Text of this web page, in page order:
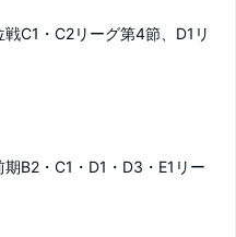
C1・C2リーグ第4節、D1リ
B2・C1・D1・D3・E1リー